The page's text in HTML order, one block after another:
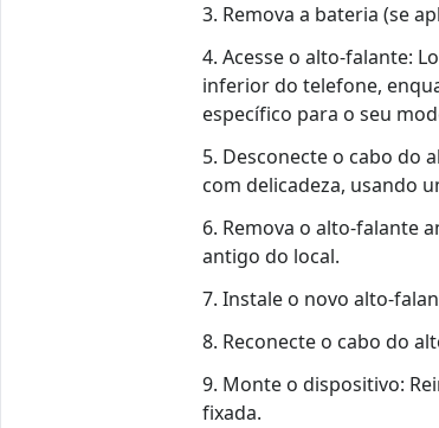
3. Remova a bateria (se
4. Acesse o alto-falante:
inferior do telefone,
específico para o seu
5. Desconecte o cabo do
com delicadeza, usando
6. Remova o alto-falante
antigo do local.
7. Instale o novo alto-
8. Reconecte o cabo do
9. Monte o dispositivo:
fixada.